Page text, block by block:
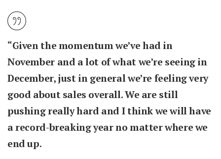
“Given the momentum we’ve had in
November and a lot of what we’re seeing in
December, just in general we’re feeling very
good about sales overall. We are still
pushing really hard and I think we will have
a record-breaking year no matter where we
end up.